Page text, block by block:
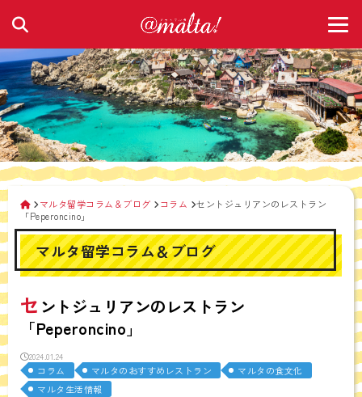
マルタ留学コラム＆ブログ コラム
セントジュリアンのレストラン
「Peperoncino」
マルタ留学コラム＆ブログ
セ ントジュリアンのレストラン
「Peperoncino」
2024.01.24
コラム マルタのおすすめレストラン
マルタの食文化
マルタ生活情報